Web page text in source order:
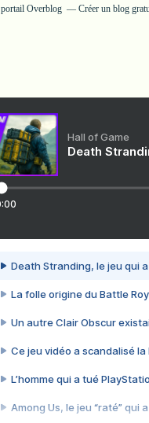
Overblog Créer un blog
Hall of Game
Death
Death Stranding, le jeu qui
La folle origine du Battle
Un autre Clair Obscur
Ce jeu vidéo a scandalisé
L’homme qui a tué
Among Us, le jeu “raté” qui